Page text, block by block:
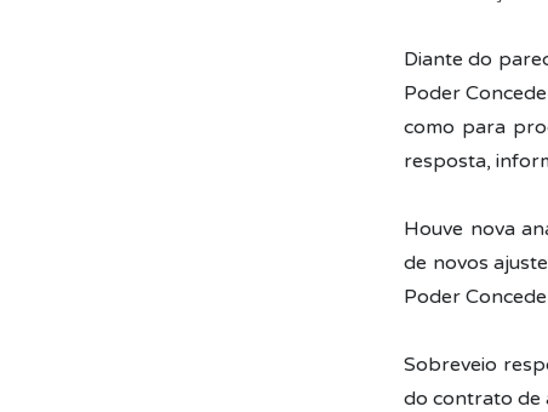
Diante do
Poder
como para
resposta,
Houve nova
de novos
Poder
Sobreveio
do contrato de